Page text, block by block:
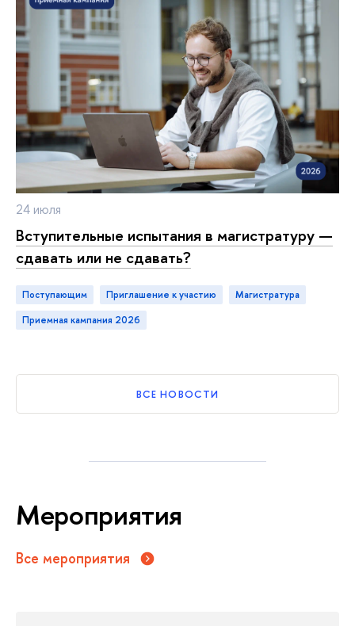
24 июля
ступительные испытания в магистратуру —
сдавать или не сдавать?
Поступающим приглашение к участию
магистратура
приемная кампания 2026
СЕ НОВОСТИ
Мероприятия
се мероприятия